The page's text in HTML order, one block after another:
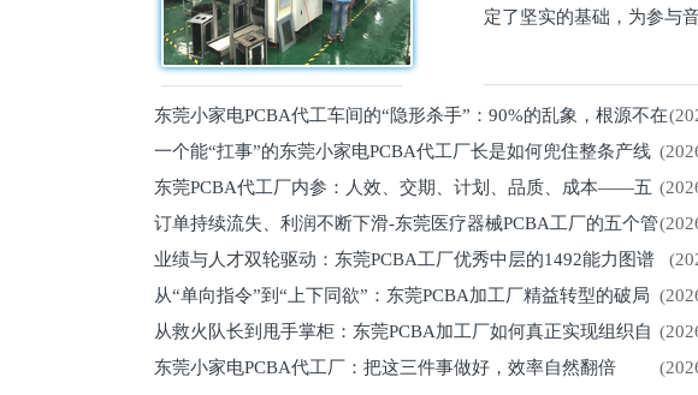
定了坚实的基础，为参与
东莞小家电PCBA代工车间的“隐形杀手”：90%的乱象，根源不在
员工一个能“扛事”的东莞小家电PCBA代工厂长是如何兜住整条产线
东莞PCBA代工厂内参：人效、交期、计划、品质、成本——五
维锁客法则
订单持续流失、利润不断下滑-东莞医疗器械PCBA工厂的五个管
理死穴必须堵住
业绩与人才双轮驱动：东莞PCBA工厂优秀中层的1492能力图谱
从“单向指令”到“上下同欲”：东莞PCBA加工厂精益转型的破局
关键从救火队长到甩手掌柜：东莞PCBA加工厂如何真正实现组织自
东莞小家电PCBA代工厂：把这三件事做好，效率自然翻倍